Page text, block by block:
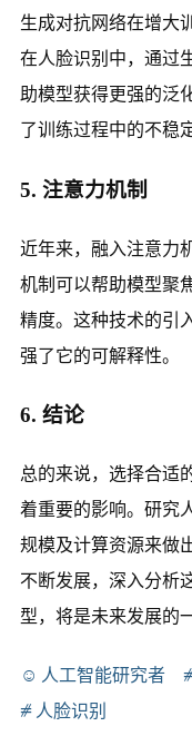
生成对抗网络在增大
在人脸识别中，通过
助模型获得更强的泛
了训练过程中的不稳
5. 注意力机制
近年来，融入注意力
机制可以帮助模型聚
精度。这种技术的引
强了它的可解释性。
6. 结论
总的来说，选择合适
着重要的影响。研究
规模及计算资源来做
不断发展，深入分析
型，将是未来发展的
人工智能研究者
人脸识别